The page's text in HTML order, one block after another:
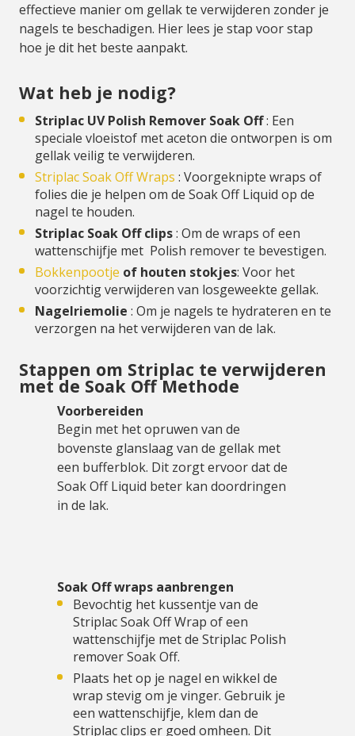
effectieve manier om gellak te verwijderen zonder je
nagels te beschadigen. Hier lees je stap voor stap
hoe je dit het beste aanpakt.
Wat heb je nodig?
Striplac UV Polish Remover Soak Off: Een
speciale vloeistof met aceton die ontworpen is om
gellak veilig te verwijderen.
Striplac Soak Off Wraps : Voorgeknipte wraps of
folies die je helpen om de Soak Off Liquid op de
nagel te houden.
Striplac Soak Off clips: Om de wraps of een
wattenschijfje met Polish remover te bevestigen.
Bokkenpootje of houten stokjes: Voor het
voorzichtig verwijderen van losgeweekte gellak.
Nagelriemolie : Om je nagels te hydrateren en te
verzorgen na het verwijderen van de lak.
Stappen om Striplac te verwijderen
met de Soak Off Methode
Voorbereiden
Begin met het opruwen van de
bovenste glanslaag van de gellak met
een bufferblok. Dit zorgt ervoor dat de
Soak Off Liquid beter kan doordringen
in de lak.
Soak Off wraps aanbrengen
Bevochtig het kussentje van de
Striplac Soak Off Wrap of een
wattenschijfje met de Striplac Polish
remover Soak Off.
Plaats het op je nagel en wikkel de
wrap stevig om je vinger. Gebruik je
een wattenschijfje, klem dan de
Striplac clips er goed omheen. Dit